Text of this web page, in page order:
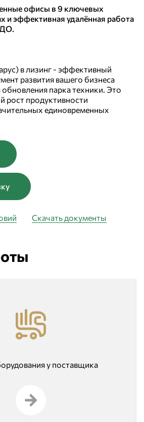
офисы в 9 ключевых
и эффективная удалённая работа
в лизинг - эффективный
развития вашего бизнеса
парка техники. Это
рост продуктивности
единовременных
Скачать документы
у поставщика